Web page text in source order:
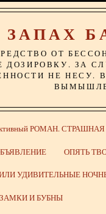
ЗАПАХ
ОТ
ДОЗИРОВКУ. ЗА
НЕ НЕСУ.
РОМАН.
ОПЯТЬ
УДИВИТЕЛЬНЫЕ
И БУБНЫ